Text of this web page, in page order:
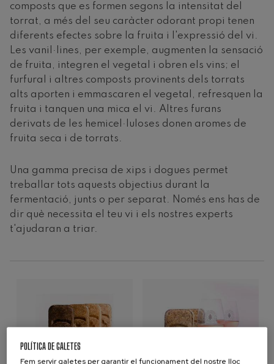
composts que es formen segons la intensitat del
torrat, a més del seu caràcter odorant propi tenen
diferents efectes sobre la fruita i l'expressió del vi.
Les vanil·lines, per exemple, augmenten la sensació
de fruita, integren el vegetal i obren els vins; el
furfural i altres composts provinents dels torrats
alts aporten i emmascaren el vegetal, refresquen la
fruita i tanquen una mica el vi. Altres furans
derivats de les hemicel·luloses donen aromes de
fruita seca i de torrats.
Una gamma precisa de xips i dogues permet
treballar tots aquests objectius durant la
fermentació, junts o per separat. Només ens has de
dir què necessita el teu vi i els nostres experts
t'ajudaran a triar.
POLÍTICA DE GALETES
Fem servir galetes per garantir el funcionament del nostre lloc